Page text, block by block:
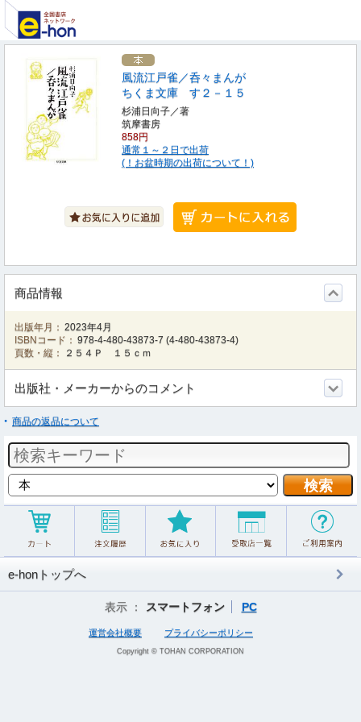
風流江戸雀／呑々まんが
ちくま文庫 す２－１５
杉浦日向子／著
筑摩書房
858円
通常１～２日で出荷
(！お盆時期の出荷について！)
商品情報
出版年月： 2023年4月
ISBNコード： 978-4-480-43873-7 (4-480-43873-4)
頁数・縦：
２５４Ｐ １５ｃｍ
出版社・メーカーからのコメント
商品の返品について
e-honトップへ
表示 ： スマートフォン PC
運営会社概要 プライバシーポリシー
Copyright © TOHAN CORPORATION